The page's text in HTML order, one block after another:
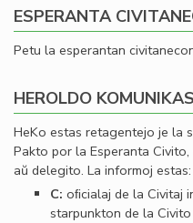
ESPERANTA
Petu la esperantan
HEROLDO
HeKo estas retagentejo je la
Pakto por la Esperanta
aŭ delegito. La informoj estas:
C: oﬁcialaj de la Civitaj
starpunkton de la